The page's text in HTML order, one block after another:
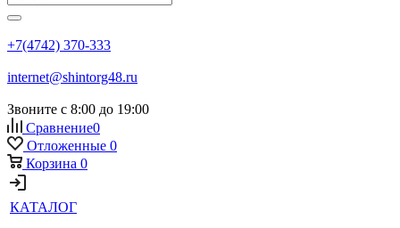
+7(4742) 370-333
internet@shintorg48.ru
Звоните с 8:00 до 19:00
Сравнение0
Отложенные 0
Корзина 0
КАТАЛОГ